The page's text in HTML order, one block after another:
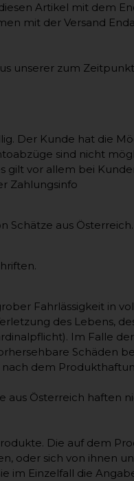
Artikel mit dem
mit der Versand
unserer zum
Der Kunde hat die
sind nicht
gilt vor allem bei
Zahlungsinfo
Schätze aus Österreich.
Fahrlässigkeit in
des Lebens,
Im Falle
Schäden
dem
aus Österreich haften
Die auf dem
oder sich von ihnen
im Einzelfall die